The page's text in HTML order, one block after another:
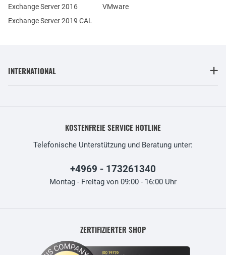
Exchange Server 2016
Exchange Server 2019 CAL
VMware
INTERNATIONAL
KOSTENFREIE SERVICE HOTLINE
Telefonische Unterstützung und Beratung unter:
+4969 - 173261340
Montag - Freitag von 09:00 - 16:00 Uhr
ZERTIFIZIERTER SHOP